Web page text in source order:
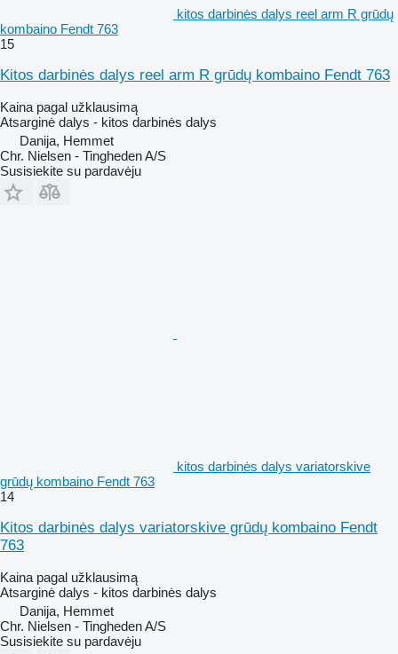
kitos darbinės dalys reel arm R grūdų
kombaino Fendt 763
15
Kitos darbinės dalys reel arm R grūdų kombaino Fendt 763
Kaina pagal užklausimą
Atsarginė dalys - kitos darbinės dalys
Danija, Hemmet
Chr. Nielsen - Tingheden A/S
Susisiekite su pardavėju
kitos darbinės dalys variatorskive
grūdų kombaino Fendt 763
14
Kitos darbinės dalys variatorskive grūdų kombaino Fendt
763
Kaina pagal užklausimą
Atsarginė dalys - kitos darbinės dalys
Danija, Hemmet
Chr. Nielsen - Tingheden A/S
Susisiekite su pardavėju